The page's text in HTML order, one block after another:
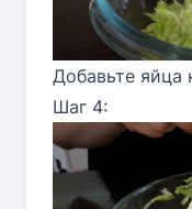
Добавьте яйца
Шаг 4: